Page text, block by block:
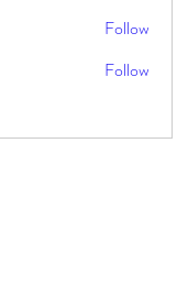
Follow
Follow